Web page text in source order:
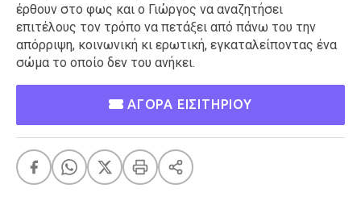
έρθουν στο φως και ο Γιώργος να αναζητήσει
επιτέλους τον τρόπο να πετάξει από πάνω του την
απόρριψη, κοινωνική κι ερωτική, εγκαταλείποντας ένα
σώμα το οποίο δεν του ανήκει.
ΑΓΟΡΑ ΕΙΣΙΤΗΡΙΟΥ